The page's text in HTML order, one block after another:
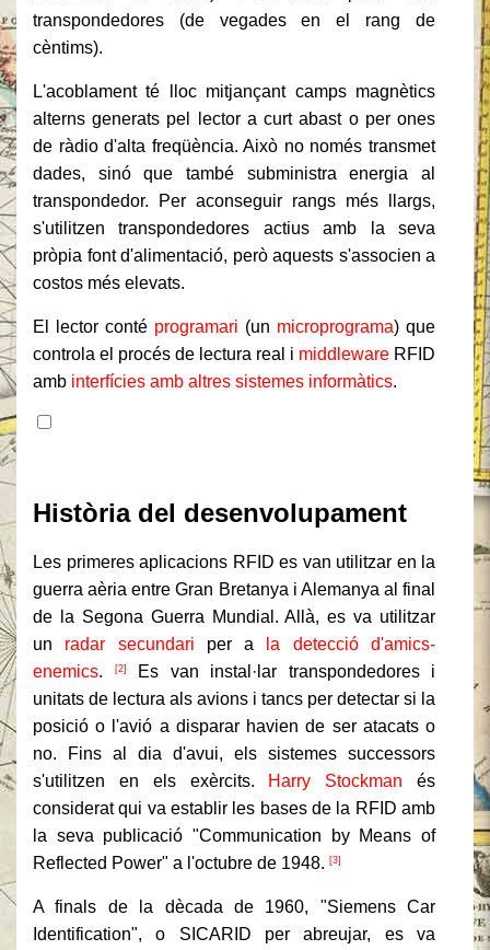
transpondedores (de vegades en el rang de
cèntims).
L'acoblament té lloc mitjançant camps magnètics
alterns generats pel lector a curt abast o per ones
de ràdio d'alta freqüència. Això no només transmet
dades, sinó que també subministra energia al
transpondedor. Per aconseguir rangs més llargs,
s'utilitzen transpondedores actius amb la seva
pròpia font d'alimentació, però aquests s'associen a
costos més elevats.
El lector conté programari (un microprograma) que
controla el procés de lectura real i middleware RFID
amb interfícies amb altres sistemes informàtics.
Història del desenvolupament
Les primeres aplicacions RFID es van utilitzar en la
guerra aèria entre Gran Bretanya i Alemanya al final
de la Segona Guerra Mundial. Allà, es va utilitzar
un radar secundari per a
la detecció d'amics-
enemics. [2]
Es van instal·lar transpondedores i
unitats de lectura als avions i tancs per detectar si la
posició o l'avió a disparar havien de ser atacats o
no. Fins al dia d'avui, els sistemes successors
s'utilitzen en els exèrcits. Harry Stockman és
considerat qui va establir les bases de la RFID amb
la seva publicació "Communication by Means of
Reflected Power" a l'octubre de 1948. [3]
A finals de la dècada de 1960, "Siemens Car
Identification", o SICARID per abreujar, es va